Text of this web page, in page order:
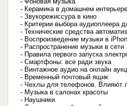
- Керамика в домашнем интерьере
- Звукорежиссура в кино
- Критерии выбора аудиоплеера
- Технические средства
- Воспроизведение музыки в
- Распространение музыки в сети
- Правила первого запуска
- Смартфоны: все ради звука
- Винтажное аудио на онлайн
- Временный почтовый ящик
- Чехлы для телефонов. Влияют
- Музыка в салонах красоты
- Наушники